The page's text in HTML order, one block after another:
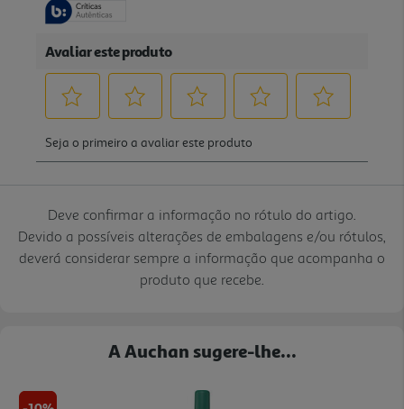
Deve confirmar a informação no rótulo do artigo.
Devido a possíveis alterações de embalagens e/ou rótulos,
deverá considerar sempre a informação que acompanha o
produto que recebe.
A Auchan sugere-lhe...